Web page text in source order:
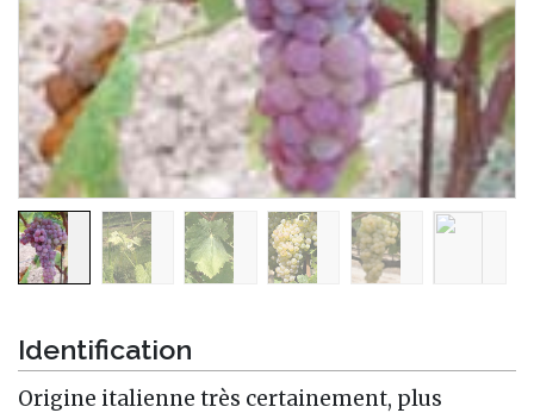
Identification
Origine italienne très certainement, plus